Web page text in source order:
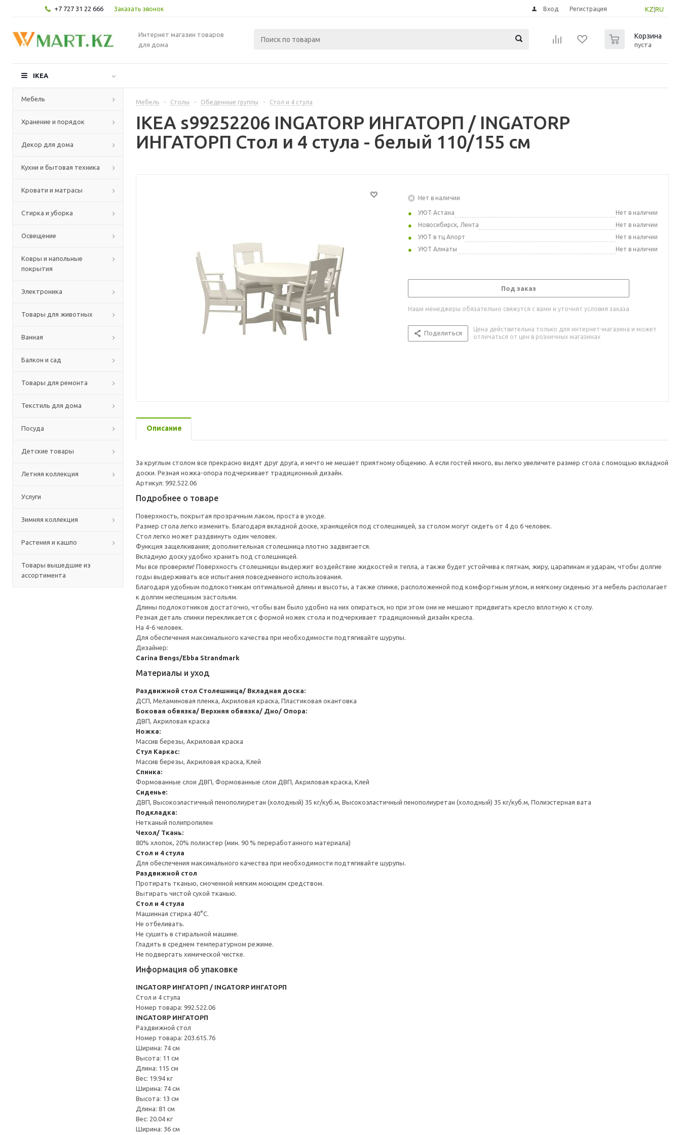
+7 727 31 22 666 Заказать звонок KZ RU
Вход Регистрация
Интернет магазин товаров
для дома
Корзина
пуста
IKEA
Мебель
Хранение и порядок
Декор для дома
Кухни и бытовая техника
Кровати и матрасы
Стирка и уборка
Освещение
Ковры и напольные
покрытия
Электроника
Товары для животных
Ванная
Балкон и сад
Товары для ремонта
Текстиль для дома
Посуда
Детские товары
Летняя коллекция
Услуги
Зимняя коллекция
Растения и кашпо
Товары вышедшие из
ассортимента
Мебель - Столы - Обеденные группы - Стол и 4 стула
IKEA s99252206 INGATORP ИНГАТОРП / INGATORP
ИНГАТОРП Стол и 4 стула - белый 110/155 см
Нет в наличии
УЮТ Астана
Нет в наличии
Новосибирск, Лента
Нет в наличии
УЮТ в тц Апорт
Нет в наличии
УЮТ Алматы
Нет в наличии
Под заказ
Наши менеджеры обязательно свяжутся с вами и уточнят условия заказа
Поделиться
Цена действительна только для интернет-магазина и может
отличаться от цен в розничных магазинах
Описание
За круглым столом все прекрасно видят друг друга, и ничто не мешает приятному общению. А если гостей много, вы легко увеличите размер стола с помощью вкладной
доски. Резная ножка-опора подчеркивает традиционный дизайн.
Артикул: 992.522.06
Подробнее о товаре
Поверхность, покрытая прозрачным лаком, проста в уходе.
Размер стола легко изменить. Благодаря вкладной доске, хранящейся под столешницей, за столом могут сидеть от 4 до 6 человек.
Стол легко может раздвинуть один человек.
Функция защелкивания; дополнительная столешница плотно задвигается.
Вкладную доску удобно хранить под столешницей.
Мы все проверили! Поверхность столешницы выдержит воздействие жидкостей и тепла, а также будет устойчива к пятнам, жиру, царапинам и ударам, чтобы долгие
годы выдерживать все испытания повседневного использования.
Благодаря удобным подлокотникам оптимальной длины и высоты, а также спинке, расположенной под комфортным углом, и мягкому сиденью эта мебель располагает
к долгим неспешным застольям.
Длины подлокотников достаточно, чтобы вам было удобно на них опираться, но при этом они не мешают придвигать кресло вплотную к столу.
Резная деталь спинки перекликается с формой ножек стола и подчеркивает традиционный дизайн кресла.
На 4-6 человек.
Для обеспечения максимального качества при необходимости подтягивайте шурупы.
Дизайнер:
Carina Bengs/Ebba Strandmark
Материалы и уход
Раздвижной стол Столешница/ Вкладная доска:
ДСП, Меламиновая пленка, Акриловая краска, Пластиковая окантовка
Боковая обвязка/ Верхняя обвязка/ Дно/ Опора:
ДВП, Акриловая краска
Ножка:
Массив березы, Акриловая краска
Стул Каркас:
Массив березы, Акриловая краска, Клей
Спинка:
Формованные слои ДВП, Формованные слои ДВП, Акриловая краска, Клей
Сиденье:
ДВП, Высокоэластичный пенополиуретан (холодный) 35 кг/куб.м, Высокоэластичный пенополиуретан (холодный) 35 кг/куб.м, Полиэстерная вата
Подкладка:
Нетканый полипропилен
Чехол/ Ткань:
80% хлопок, 20% полиэстер (мин. 90 % переработанного материала)
Стол и 4 стула
Для обеспечения максимального качества при необходимости подтягивайте шурупы.
Раздвижной стол
Протирать тканью, смоченной мягким моющим средством.
Вытирать чистой сухой тканью.
Стол и 4 стула
Машинная стирка 40°С.
Не отбеливать.
Не сушить в стиральной машине.
Гладить в среднем температурном режиме.
Не подвергать химической чистке.
Информация об упаковке
INGATORP ИНГАТОРП / INGATORP ИНГАТОРП
Стол и 4 стула
Номер товара: 992.522.06
INGATORP ИНГАТОРП
Раздвижной стол
Номер товара: 203.615.76
Ширина: 74 см
Высота: 11 см
Длина: 115 см
Вес: 19.94 кг
Ширина: 74 см
Высота: 13 см
Длина: 81 см
Вес: 20.04 кг
Ширина: 36 см